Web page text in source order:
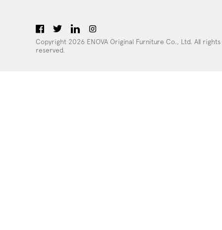
Copyright 2026 ENOVA Original Furniture Co., Ltd. All rights
reserved.